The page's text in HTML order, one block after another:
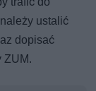
ustalić
dopisać
ZUM.